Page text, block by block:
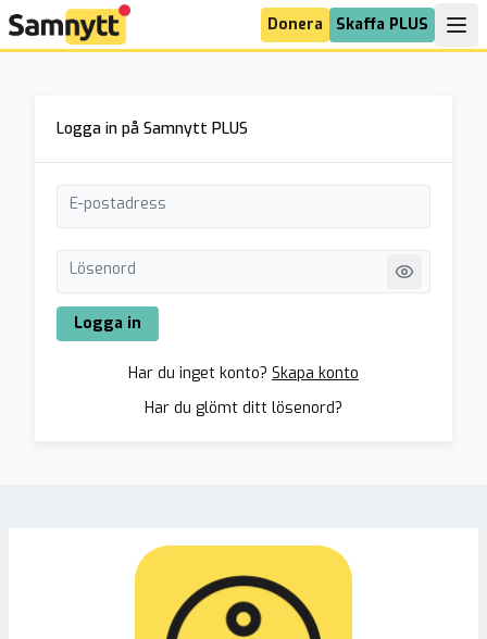
Donera Skaffa PLUS
Logga in på Samnytt PLUS
E-postadress
Lösenord
Logga in
Har du inget konto? Skapa konto
Har du glömt ditt lösenord?